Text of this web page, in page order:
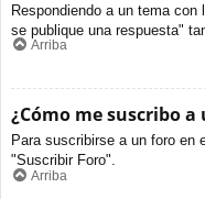
Respondiendo a un tema
se publique una respuesta"
Arriba
¿Cómo me suscribo
Para suscribirse a un foro en
"Suscribir Foro".
Arriba